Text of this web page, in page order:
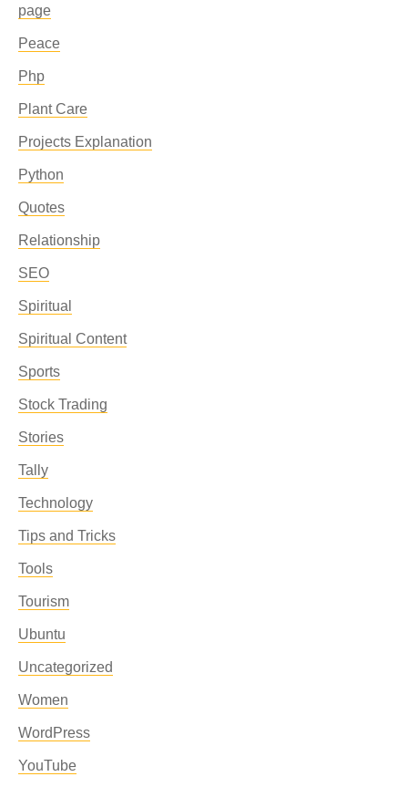
page
Peace
Php
Plant Care
Projects Explanation
Python
Quotes
Relationship
SEO
Spiritual
Spiritual Content
Sports
Stock Trading
Stories
Tally
Technology
Tips and Tricks
Tools
Tourism
Ubuntu
Uncategorized
Women
WordPress
YouTube